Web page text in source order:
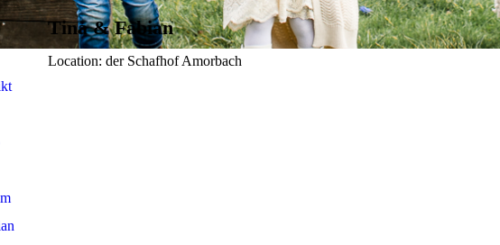
Tina & Fabian
Location: der Schafhof Amorbach